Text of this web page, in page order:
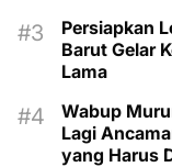
Persiapkan
Barut Gelar
Lama
Wabup
Lagi
yang Harus